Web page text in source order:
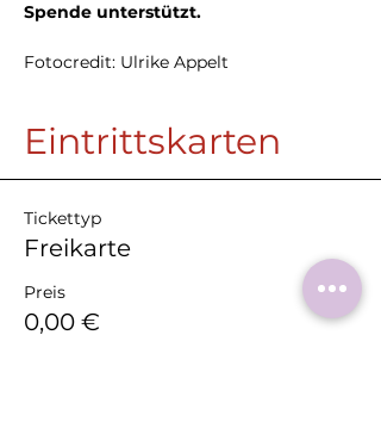
Spende unterstützt.
Fotocredit: Ulrike Appelt
Eintrittskarten
Tickettyp
Freikarte
Preis
0,00 €